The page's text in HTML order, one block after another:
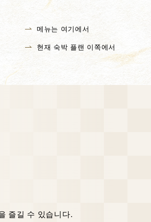
메뉴는 여기에서
현재 숙박 플랜 이쪽에서
즐길 수 있습니다.